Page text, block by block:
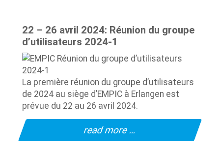
22 – 26 avril 2024: Réunion du groupe
d’utilisateurs 2024-1
La première réunion du groupe d’utilisateurs
de 2024 au siège d’EMPIC à Erlangen est
prévue du 22 au 26 avril 2024.
read more …